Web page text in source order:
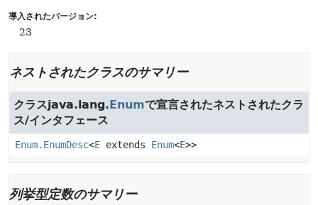
導入されたバージョン:
23
ネストされたクラスのサマリー
クラスjava.lang.Enumで宣言されたネストされたクラ
ス/インタフェース
Enum.EnumDesc<E extends Enum<E>>
列挙型定数のサマリー